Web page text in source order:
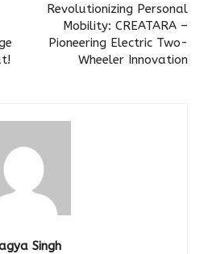
Revolutionizing Personal
Mobility: CREATARA –
Pioneering Electric Two-
Wheeler Innovation
Singh